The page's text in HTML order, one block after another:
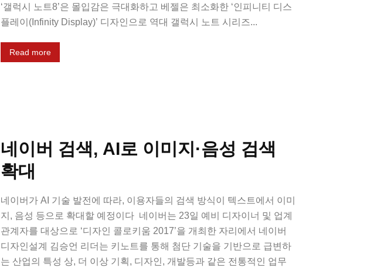
‘갤럭시 노트8’은 몰입감은 극대화하고 베젤은 최소화한 ‘인피니티 디스
플레이(Infinity Display)’ 디자인으로 역대 갤럭시 노트 시리즈...
Read more
네이버 검색, AI로 이미지·음성 검색
확대
네이버가 AI 기술 발전에 따라, 이용자들의 검색 방식이 텍스트에서 이미
지, 음성 등으로 확대할 예정이다 ​​ 네이버는 23일 예비 디자이너 및 업계
관계자를 대상으로 ‘디자인 콜로키움 2017’을 개최한 자리에서 네이버
디자인설계 김승언 리더는 키노트를 통해 첨단 기술을 기반으로 급변하
는 산업의 특성 상, 더 이상 기획, 디자인, 개발등과 같은 전통적인 업무